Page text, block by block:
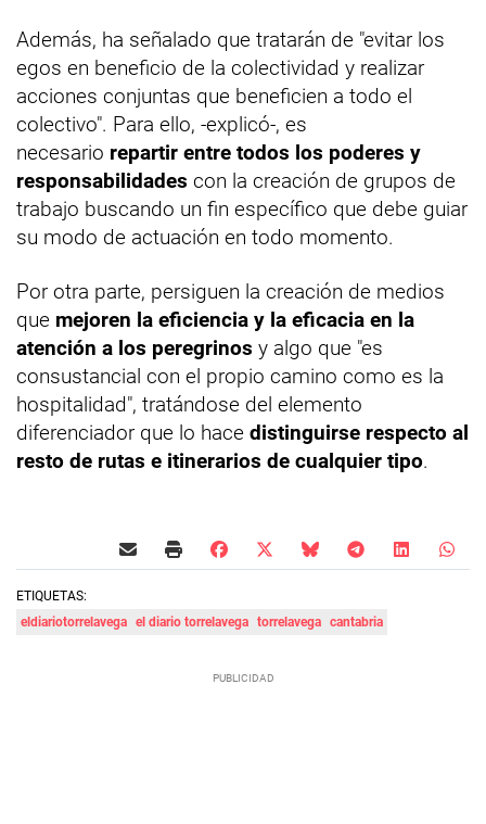
Además, ha señalado que tratarán de "evitar los
egos en beneficio de la colectividad y realizar
acciones conjuntas que beneficien a todo el
colectivo". Para ello, -explicó-, es
necesario repartir entre todos los poderes y
responsabilidades con la creación de grupos de
trabajo buscando un fin específico que debe guiar
su modo de actuación en todo momento.
Por otra parte, persiguen la creación de medios
que mejoren la eficiencia y la eficacia en la
atención a los peregrinos y algo que "es
consustancial con el propio camino como es la
hospitalidad", tratándose del elemento
diferenciador que lo hace distinguirse respecto al
resto de rutas e itinerarios de cualquier tipo.
ETIQUETAS:
eldiariotorrelavega el diario torrelavega torrelavega cantabria